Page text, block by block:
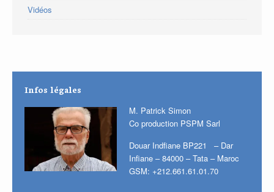
Vidéos
Infos légales
M. Patrick Simon
Co production PSPM Sarl
Douar Indfiane BP221 – Dar
Infiane – 84000 – Tata – Maroc
GSM: +212.661.61.01.70